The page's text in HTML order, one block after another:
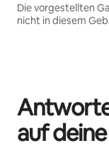
Die vorgestellten
nicht in diesem
auf